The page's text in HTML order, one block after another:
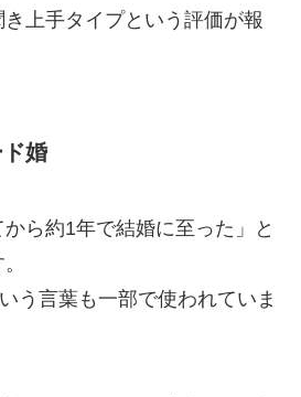
上手タイプという評価が報
婚
ら約1年で結婚に至った」と
う言葉も一部で使われていま